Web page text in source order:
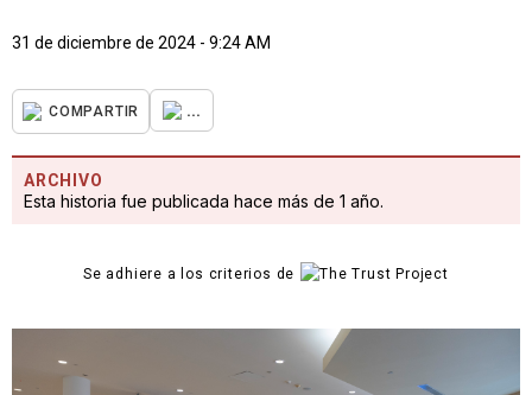
31 de diciembre de 2024 - 9:24 AM
COMPARTIR ...
ARCHIVO
Esta historia fue publicada hace más de 1 año.
Se adhiere a los criterios de